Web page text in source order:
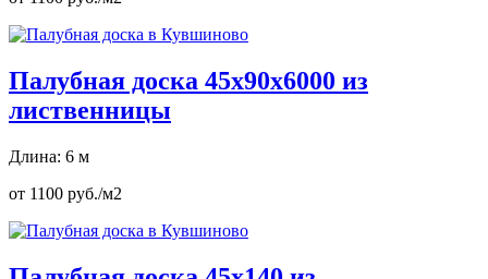
Палубная доска 45х90х6000 из
лиственницы
Длина: 6 м
от 1100 руб./м2